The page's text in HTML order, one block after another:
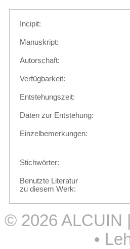
Incipit:
Manuskript:
Autorschaft:
Verfügbarkeit:
Entstehungszeit:
Daten zur Entstehung:
Einzelbemerkungen:
Stichwörter:
Benutzte Literatur
zu diesem Werk:
© 2026 ALCUIN
•